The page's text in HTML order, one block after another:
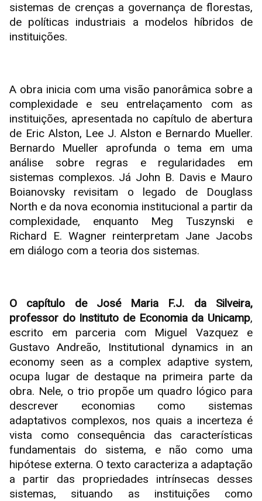
sistemas de crenças a governança de florestas,
de políticas industriais a modelos híbridos de
instituições.
A obra inicia com uma visão panorâmica sobre a
complexidade e seu entrelaçamento com as
instituições, apresentada no capítulo de abertura
de Eric Alston, Lee J. Alston e Bernardo Mueller.
Bernardo Mueller aprofunda o tema em uma
análise sobre regras e regularidades em
sistemas complexos. Já John B. Davis e Mauro
Boianovsky revisitam o legado de Douglass
North e da nova economia institucional a partir da
complexidade, enquanto Meg Tuszynski e
Richard E. Wagner reinterpretam Jane Jacobs
em diálogo com a teoria dos sistemas.
O capítulo de José Maria F.J. da Silveira,
professor do Instituto de Economia da Unicamp,
escrito em parceria com Miguel Vazquez e
Gustavo Andreão, Institutional dynamics in an
economy seen as a complex adaptive system,
ocupa lugar de destaque na primeira parte da
obra. Nele, o trio propõe um quadro lógico para
descrever economias como sistemas
adaptativos complexos, nos quais a incerteza é
vista como consequência das características
fundamentais do sistema, e não como uma
hipótese externa. O texto caracteriza a adaptação
a partir das propriedades intrínsecas desses
sistemas, situando as instituições como